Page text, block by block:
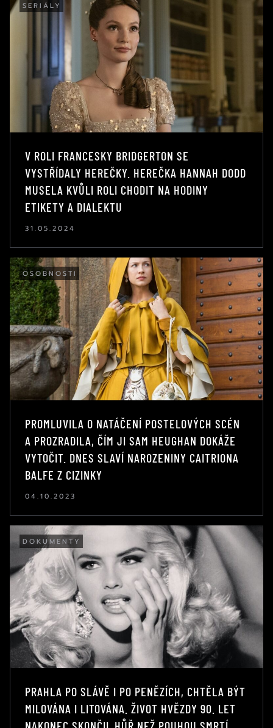
SERIÁLY
V ROLI FRANCESKY BRIDGERTON SE
VYSTŘÍDALY HEREČKY. HEREČKA HANNAH DODD
MUSELA KVŮLI ROLI CHODIT NA HODINY
ETIKETY A DIALEKTU
31.05.2024
OSOBNOSTI
PROMLUVILA O NATÁČENÍ POSTELOVÝCH SCÉN
A PROZRADILA, ČÍM JI SAM HEUGHAN DOKÁŽE
VYTOČIT. DNES SLAVÍ NAROZENINY CAITRIONA
BALFE Z CIZINKY
04.10.2023
DOKUMENTY
PRAHLA PO SLÁVĚ I PO PENĚZÍCH, CHTĚLA BÝT
MILOVÁNA I LITOVÁNA. ŽIVOT HVĚZDY 90. LET